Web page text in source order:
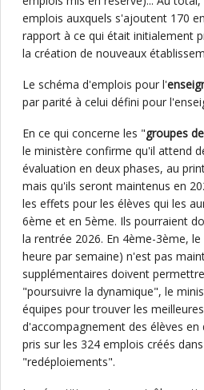
emplois auxquels s'ajoutent 170
rapport à ce qui était initialement
la création de nouveaux
Le schéma d'emplois pour l'
par parité à celui défini pour
En ce qui concerne les "groupes
le ministère confirme qu'il attend
évaluation en deux phases, au
mais qu'ils seront maintenus en
les effets pour les élèves qui les
6ème et en 5ème. Ils pourraient
la rentrée 2026. En 4ème-3ème,
heure par semaine) n'est pas
supplémentaires doivent
"poursuivre la dynamique", le
équipes pour trouver les
d'accompagnement des élèves
pris sur les 324 emplois créés
"redéploiements".